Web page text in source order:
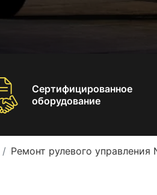
Сертифицированное
оборудование
Ремонт рулевого управления